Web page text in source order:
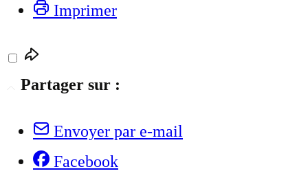
Imprimer
Partager sur :
Envoyer par e-mail
Facebook